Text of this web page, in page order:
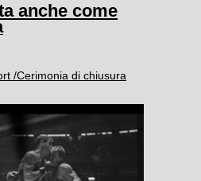
anche come
/Cerimonia di chiusura